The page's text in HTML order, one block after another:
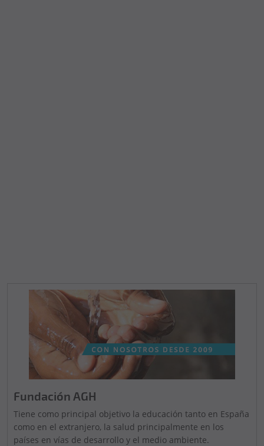
Fundación AGH
Tiene como principal objetivo la educación tanto en España
como en el extranjero, la salud principalmente en los
países en vías de desarrollo y el medio ambiente.